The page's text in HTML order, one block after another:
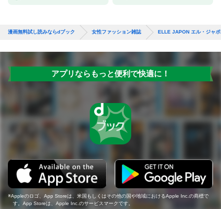
漫画無料試し読みならdブック 女性ファッション雑誌 ELLE JAPON エル・ジャ
アプリならもっと便利で快適に！
Appleのロゴ、App Storeは、米国もしくはその他の国や地域におけるApple Inc.の商標で
す。App Storeは、Apple Inc.のサービスマークです。